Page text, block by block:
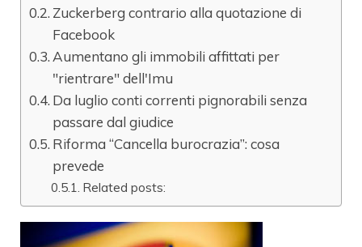
Zuckerberg contrario alla quotazione di
Facebook
Aumentano gli immobili affittati per
"rientrare" dell'Imu
Da luglio conti correnti pignorabili senza
passare dal giudice
Riforma “Cancella burocrazia”: cosa
prevede
Related posts: